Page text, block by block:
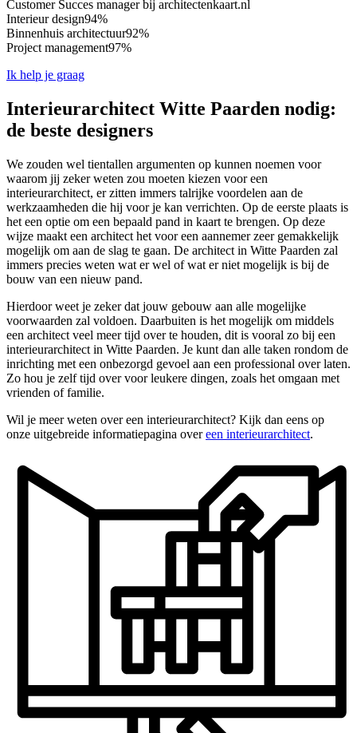
Customer Succes manager bij architectenkaart.nl
Interieur design94%
Binnenhuis architectuur92%
Project management97%
Ik help je graag
Interieurarchitect Witte Paarden nodig:
de beste designers
We zouden wel tientallen argumenten op kunnen noemen voor
waarom jij zeker weten zou moeten kiezen voor een
interieurarchitect, er zitten immers talrijke voordelen aan de
werkzaamheden die hij voor je kan verrichten. Op de eerste plaats is
het een optie om een bepaald pand in kaart te brengen. Op deze
wijze maakt een architect het voor een aannemer zeer gemakkelijk
mogelijk om aan de slag te gaan. De architect in Witte Paarden zal
immers precies weten wat er wel of wat er niet mogelijk is bij de
bouw van een nieuw pand.
Hierdoor weet je zeker dat jouw gebouw aan alle mogelijke
voorwaarden zal voldoen. Daarbuiten is het mogelijk om middels
een architect veel meer tijd over te houden, dit is vooral zo bij een
interieurarchitect in Witte Paarden. Je kunt dan alle taken rondom de
inrichting met een onbezorgd gevoel aan een professional over laten.
Zo hou je zelf tijd over voor leukere dingen, zoals het omgaan met
vrienden of familie.
Wil je meer weten over een interieurarchitect? Kijk dan eens op
onze uitgebreide informatiepagina overeen interieurarchitect.